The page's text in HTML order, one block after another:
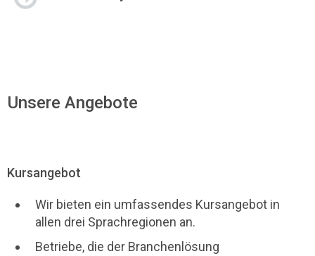
Unsere Angebote
Kursangebot
Wir bieten ein umfassendes Kursangebot in
allen drei Sprachregionen an.
Betriebe, die der Branchenlösung